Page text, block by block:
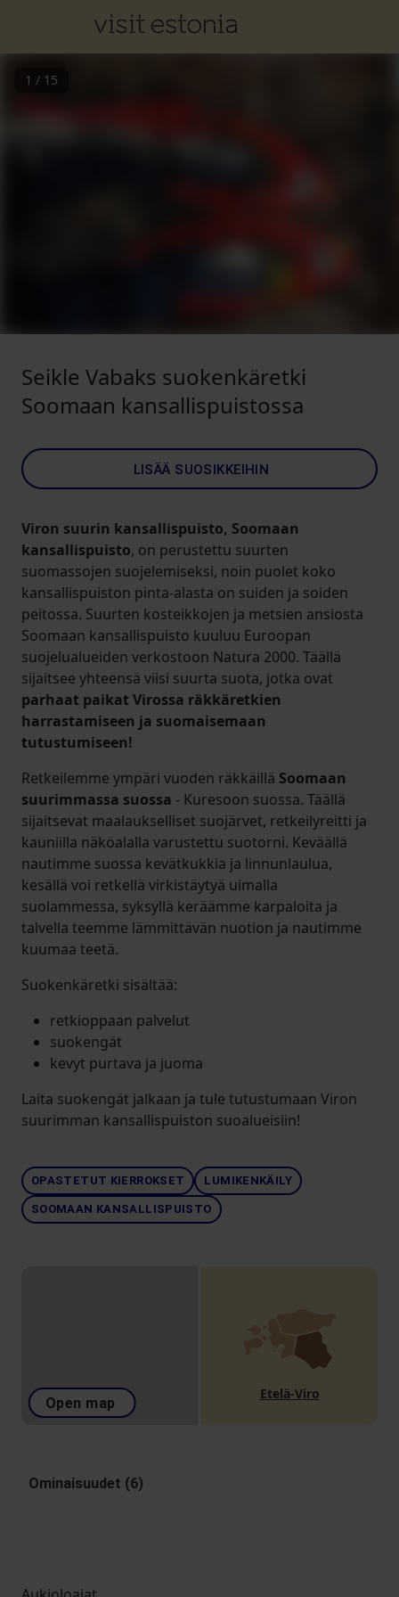
1 / 15
Seikle Vabaks suokenkäretki
Soomaan kansallispuistossa
LISÄÄ SUOSIKKEIHIN
Viron suurin kansallispuisto, Soomaan
kansallispuisto, on perustettu suurten
suomassojen suojelemiseksi, noin puolet koko
kansallispuiston pinta-alasta on suiden ja soiden
peitossa. Suurten kosteikkojen ja metsien ansiosta
Soomaan kansallispuisto kuuluu Euroopan
suojelualueiden verkostoon Natura 2000. Täällä
sijaitsee yhteensä viisi suurta suota, jotka ovat
parhaat paikat Virossa räkkäretkien
harrastamiseen ja suomaisemaan
tutustumiseen!
Retkeilemme ympäri vuoden räkkäillä Soomaan
suurimmassa suossa - Kuresoon suossa. Täällä
sijaitsevat maalaukselliset suojärvet, retkeilyreitti ja
kauniilla näköalalla varustettu suotorni. Keväällä
nautimme suossa kevätkukkia ja linnunlaulua,
kesällä voi retkellä virkistäytyä uimalla
suolammessa, syksyllä keräämme karpaloita ja
talvella teemme lämmittävän nuotion ja nautimme
kuumaa teetä.
Suokenkäretki sisältää:
retkioppaan palvelut
suokengät
kevyt purtava ja juoma
Laita suokengät jalkaan ja tule tutustumaan Viron
suurimman kansallispuiston suoalueisiin!
OPASTETUT KIERROKSET LUMIKENKÄILY
SOOMAAN KANSALLISPUISTO
Open map
Etelä-Viro
Ominaisuudet (6)